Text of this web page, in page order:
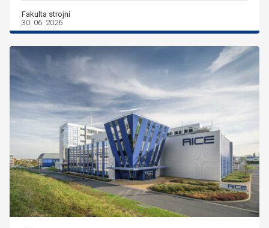
Fakulta strojní
30. 06. 2026